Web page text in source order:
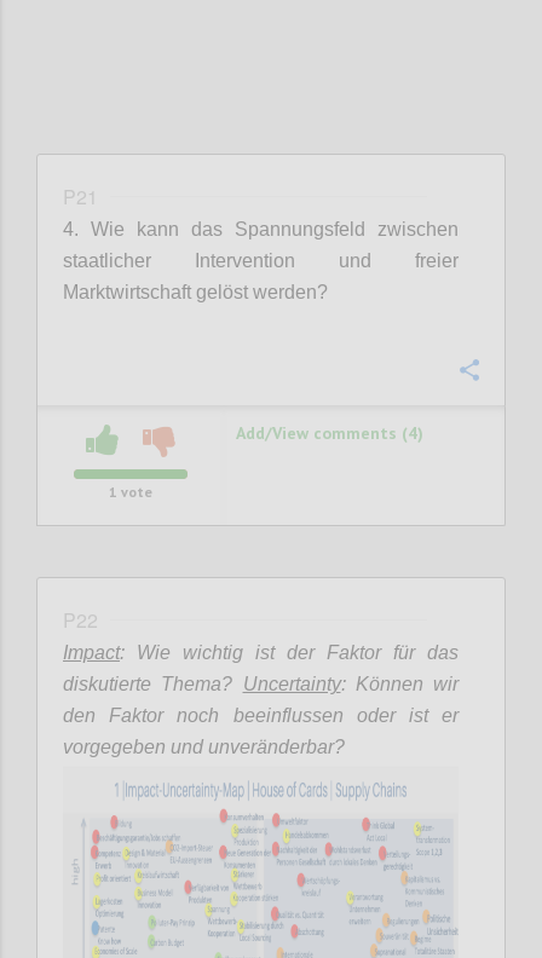
P21
4. Wie kann das Spannungsfeld zwischen
staatlicher Intervention und freier
Marktwirtschaft gelöst werden?
1 vote
Add/View comments (4)
P22
Impact: Wie wichtig ist der Faktor für das
diskutierte Thema? Uncertainty: Können wir
den Faktor noch beeinflussen oder ist er
vorgegeben und unveränderbar?